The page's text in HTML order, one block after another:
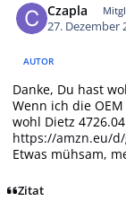
Czapla
27. Dezember
AUTOR
Danke, Du hast
Wenn ich die
wohl Dietz
https://amzn.eu/d/
Etwas mühsam,
Zitat